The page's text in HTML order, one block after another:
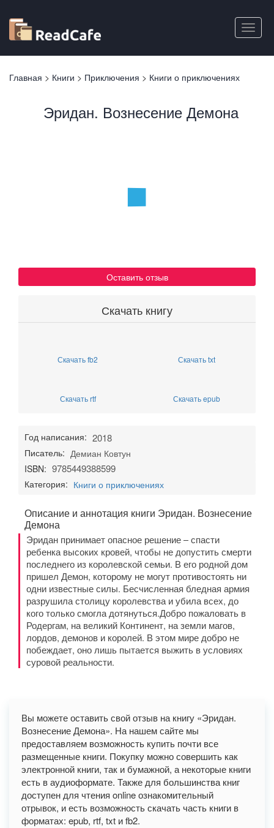
основному
содержанию
Toggle
Вы
Главная > Книги > Приключения > Книги о приключениях
Эридан. Вознесение Демона
Оставить отзыв
Скачать книгу
Скачать fb2 Скачать txt
Скачать rtf Скачать epub
Год написания: 2018
Писатель: Демиан Ковтун
ISBN: 9785449388599
Категория: Книги о приключениях
Описание и аннотация книги Эридан. Вознесение
Демона
Эридан принимает опасное решение – спасти
ребенка высоких кровей, чтобы не допустить смерти
последнего из королевской семьи. В его родной дом
пришел Демон, которому не могут противостоять ни
одни известные силы. Бесчисленная бледная армия
разрушила столицу королевства и убила всех, до
кого только смогла дотянуться.Добро пожаловать в
Родергам, на великий Континент, на земли магов,
лордов, демонов и королей. В этом мире добро не
побеждает, оно лишь пытается выжить в условиях
суровой реальности.
Вы можете оставить свой отзыв на книгу «Эридан.
Вознесение Демона». На нашем сайте мы
предоставляем возможность купить почти все
размещенные книги. Покупку можно совершить как
электронной книги, так и бумажной, а некоторые книги
есть в аудиоформате. Также для большинства книг
доступен для чтения online ознакомительный
отрывок, и есть возможность скачать часть книги в
форматах: epub, rtf, txt и fb2.